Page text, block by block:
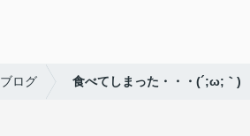
ブログ 食べてしまった・・・(´;ω;｀)